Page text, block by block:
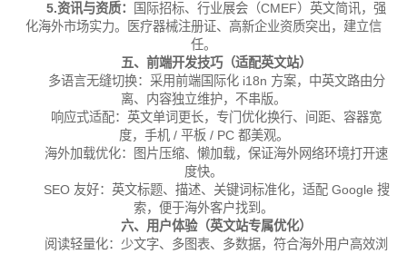
5.资讯与资质：
国际招标、行业展会（CMEF）英文简讯，强
化海外市场实力。
医疗器械注册证、高新企业资质突出，建立信
任。
五、前端开发技巧（适配英文站）
多语言无缝切换： 采用前端国际化 i18n 方案，中英文路由分
离、内容独立维护，不串版。
响应式适配：英文单词更长，专门优化换行、间距、容器宽
度，手机 / 平板 / PC 都美观。
海外加载优化：
图片压缩、懒加载，保证海外网络环境打开速
度快。
SEO 友好： 英文标题、描述、关键词标准化，适配 Google 搜
索，便于海外客户找到。
六、用户体验（英文站专属优化）
阅读轻量化： 少文字、多图表、多数据，符合海外用户高效浏